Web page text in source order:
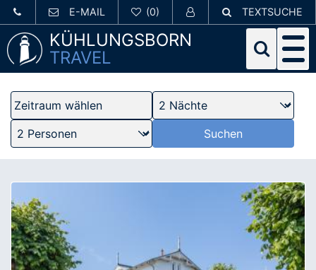
E-MAIL TEXTSUCHE
KÜHLUNGSBORN
TRAVEL